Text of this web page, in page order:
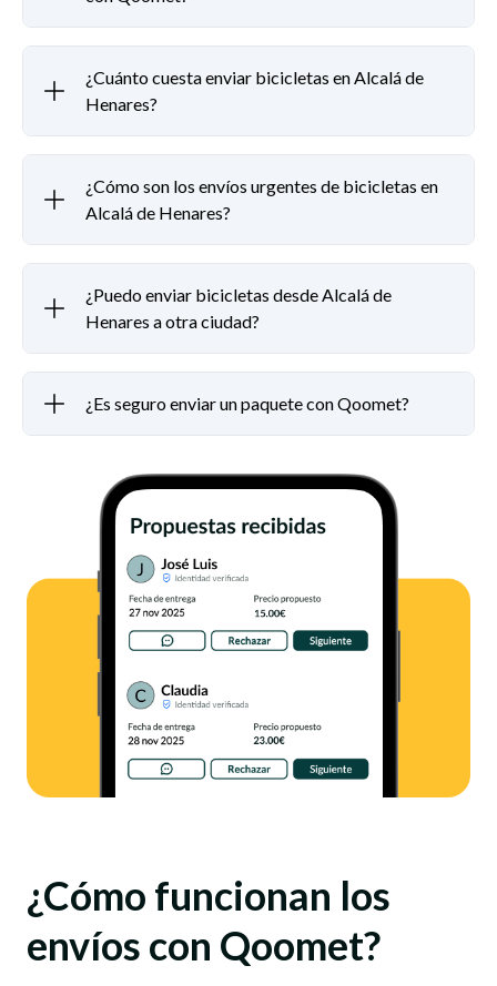
¿Cuánto cuesta enviar bicicletas en Alcalá de
Henares?
¿Cómo son los envíos urgentes de bicicletas en
Alcalá de Henares?
¿Puedo enviar bicicletas desde Alcalá de
Henares a otra ciudad?
¿Es seguro enviar un paquete con Qoomet?
¿Cómo funcionan los
envíos con Qoomet?